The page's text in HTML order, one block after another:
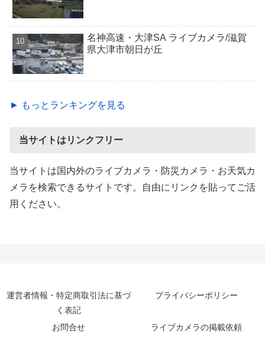
名神高速・大津SA ライブカメラ/滋賀
県大津市朝日が丘
► もっとランキングを見る
当サイトはリンクフリー
当サイトは国内外のライブカメラ・防災カメラ・お天気カ
メラを検索できるサイトです。自由にリンクを貼ってご活
用ください。
運営者情報・特定商取引法に基づ
く表記
プライバシーポリシー
お問合せ ライブカメラの掲載依頼